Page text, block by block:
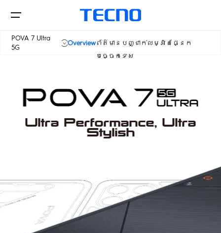
ម៉ូដែលទាំងអស់
Tablets
POVA 7 Ultra
5G
Overviewព័ត៌មានបញ្ជាក់លម្អិតផ្នែក​
បច្ចេកទេស
POVA 7 5G
Ultra Performance, Ultra
Stylish